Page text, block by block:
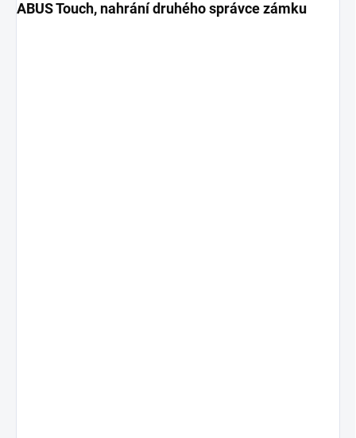
ABUS Touch, nahrání druhého správce zámku